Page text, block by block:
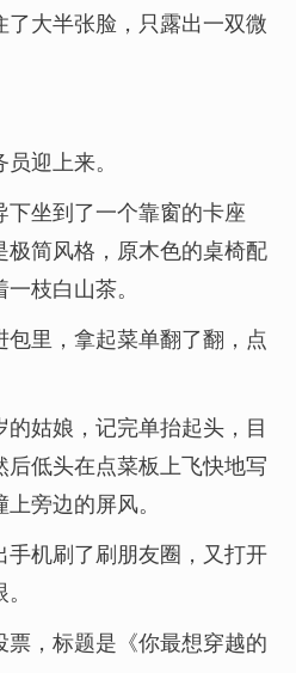
大半张脸，只露出一双微
迎上来。
坐到了一个靠窗的卡座
简风格，原木色的桌椅配
枝白山茶。
里，拿起菜单翻了翻，点
姑娘，记完单抬起头，目
低头在点菜板上飞快地写
旁边的屏风。
机刷了刷朋友圈，又打开
，标题是《你最想穿越的